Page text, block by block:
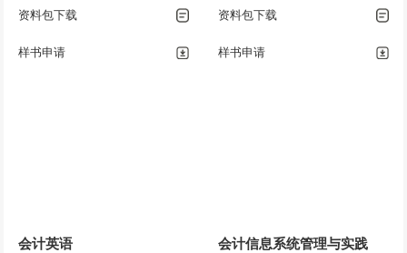
资料包下载
样书申请
资料包下载
样书申请
会计英语 会计信息系统管理与实践